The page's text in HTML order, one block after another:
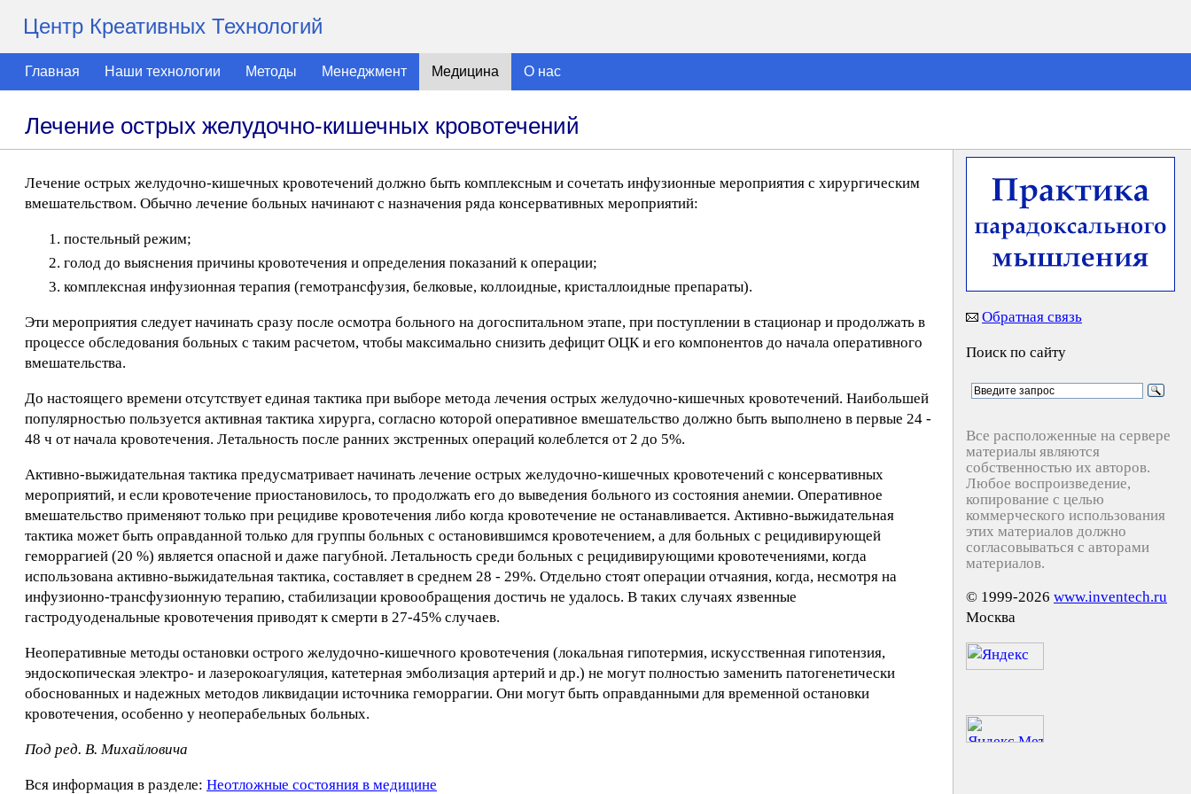
Центр Креативных Технологий
Главная Наши технологии Методы Менеджмент Медицина О нас
Лечение острых желудочно-кишечных кровотечений
Лечение острых желудочно-кишечных кровотечений должно быть комплексным и сочетать инфузионные мероприятия с хирургическим
вмешательством. Обычно лечение больных начинают с назначения ряда консервативных мероприятий:
постельный режим;
голод до выяснения причины кровотечения и определения показаний к операции;
комплексная инфузионная терапия (гемотрансфузия, белковые, коллоидные, кристаллоидные препараты).
Эти мероприятия следует начинать сразу после осмотра больного на догоспитальном этапе, при поступлении в стационар и продолжать в
процессе обследования больных с таким расчетом, чтобы максимально снизить дефицит ОЦК и его компонентов до начала оперативного
вмешательства.
До настоящего времени отсутствует единая тактика при выборе метода лечения острых желудочно-кишечных кровотечений. Наибольшей
популярностью пользуется активная тактика хирурга, согласно которой оперативное вмешательство должно быть выполнено в первые 24 -
48 ч от начала кровотечения. Летальность после ранних экстренных операций колеблется от 2 до 5%.
Активно-выжидательная тактика предусматривает начинать лечение острых желудочно-кишечных кровотечений с консервативных
мероприятий, и если кровотечение приостановилось, то продолжать его до выведения больного из состояния анемии. Оперативное
вмешательство применяют только при рецидиве кровотечения либо когда кровотечение не останавливается. Активно-выжидательная
тактика может быть оправданной только для группы больных с остановившимся кровотечением, а для больных с рецидивирующей
геморрагией (20 %) является опасной и даже пагубной. Летальность среди больных с рецидивирующими кровотечениями, когда
использована активно-выжидательная тактика, составляет в среднем 28 - 29%. Отдельно стоят операции отчаяния, когда, несмотря на
инфузионно-трансфузионную терапию, стабилизации кровообращения достичь не удалось. В таких случаях язвенные
гастродуоденальные кровотечения приводят к смерти в 27-45% случаев.
Неоперативные методы остановки острого желудочно-кишечного кровотечения (локальная гипотермия, искусственная гипотензия,
эндоскопическая электро- и лазерокоагуляция, катетерная эмболизация артерий и др.) не могут полностью заменить патогенетически
обоснованных и надежных методов ликвидации источника геморрагии. Они могут быть оправданными для временной остановки
кровотечения, особенно у неоперабельных больных.
Под ред. В. Михайловича
Вся информация в разделе: Неотложные состояния в медицине
Обратная связь
Поиск по сайту
Все расположенные на сервере
материалы являются
собственностью их авторов.
Любое воспроизведение,
копирование с целью
коммерческого использования
этих материалов должно
согласовываться с авторами
материалов.
© 1999-2026 www.inventech.ru
Москва